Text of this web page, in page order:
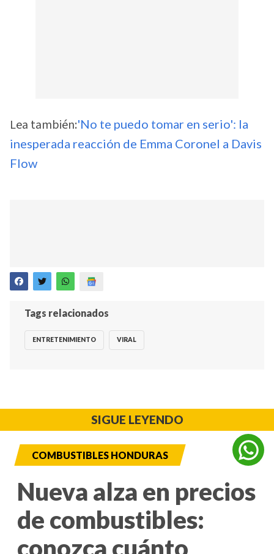
Lea también:'No te puedo tomar en serio': la
inesperada reacción de Emma Coronel a Davis
Flow
Tags relacionados
ENTRETENIMIENTO VIRAL
SIGUE LEYENDO
COMBUSTIBLES HONDURAS
Nueva alza en precios
de combustibles:
conozca cuánto